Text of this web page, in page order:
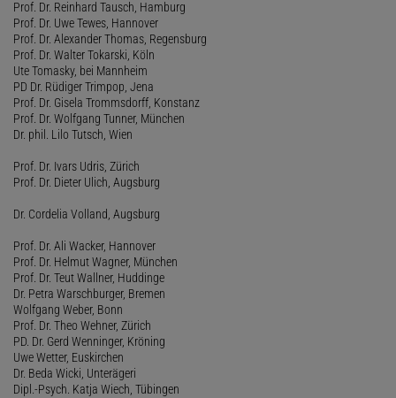
Prof. Dr. Reinhard Tausch, Hamburg
Prof. Dr. Uwe Tewes, Hannover
Prof. Dr. Alexander Thomas, Regensburg
Prof. Dr. Walter Tokarski, Köln
Ute Tomasky, bei Mannheim
PD Dr. Rüdiger Trimpop, Jena
Prof. Dr. Gisela Trommsdorff, Konstanz
Prof. Dr. Wolfgang Tunner, München
Dr. phil. Lilo Tutsch, Wien
Prof. Dr. Ivars Udris, Zürich
Prof. Dr. Dieter Ulich, Augsburg
Dr. Cordelia Volland, Augsburg
Prof. Dr. Ali Wacker, Hannover
Prof. Dr. Helmut Wagner, München
Prof. Dr. Teut Wallner, Huddinge
Dr. Petra Warschburger, Bremen
Wolfgang Weber, Bonn
Prof. Dr. Theo Wehner, Zürich
PD. Dr. Gerd Wenninger, Kröning
Uwe Wetter, Euskirchen
Dr. Beda Wicki, Unterägeri
Dipl.-Psych. Katja Wiech, Tübingen